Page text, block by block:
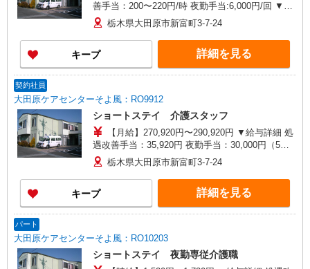
善手当：200〜220円/時 夜勤手当:6,000円/回 ▼下
記別途支給 通勤手当 年末年始手当：380円/時 寸
志あり：年2回（6月・12月） ※業績による ※処
遇改善手当は試用期間中(3ヶ月)は支給なし
栃木県大田原市新富町3-7-24
キープ 詳細を見る
契約社員
大田原ケアセンターそよ風：RO9912
ショートステイ 介護スタッフ
【月給】270,920円〜290,920円 ▼給与詳細 処
遇改善手当：35,920円 夜勤手当：30,000円（5回
分） ※6回目以降は1回6,000円支給 ▼下記別途支
給 通勤手当 年末年始手当：380円/時 寸志あり：
年2回（6月・12月） ※業績による 特別報酬：平
均34.1万円（最高額135万円） ※2025年6月支給実
績 ※処遇改善手当は試用期間中(3ヶ月)は支給なし
栃木県大田原市新富町3-7-24
キープ 詳細を見る
パート
大田原ケアセンターそよ風：RO10203
ショートステイ 夜勤専従介護職